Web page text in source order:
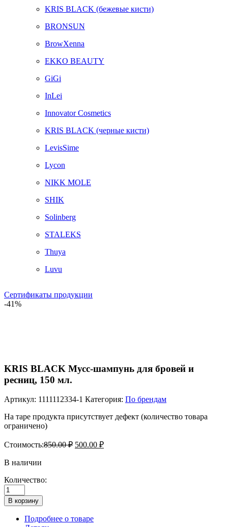
KRIS BLACK (бежевые кисти)
BRONSUN
BrowXenna
EKKO BEAUTY
GiGi
InLei
Innovator Cosmetics
KRIS BLACK (черные кисти)
LevisSime
Lycon
NIKK MOLE
SHIK
Solinberg
STALEKS
Thuya
Luvu
Сертификаты продукции
-41%
KRIS BLACK Мусс-шампунь для бровей и
ресниц, 150 мл.
Артикул: 1111112334-1 Категория: По брендам
На таре продукта присутствует дефект (количество товара
ограничено)
Стоимость:850.00₽ 500.00 ₽
В наличии
Количество:
Количество
товара
KRIS
BLACK
В корзину
Подробнее о товаре